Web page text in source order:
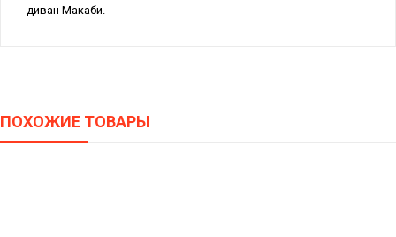
диван Макаби.
ПОХОЖИЕ ТОВАРЫ